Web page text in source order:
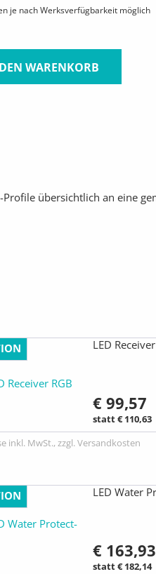
je nach Werksverfügbarkeit möglich
WARENKORB
Profile übersichtlich an eine
LED
€ 99,57
statt € 110,63
inkl. MwSt., zzgl. Versandkosten
LED Water
€ 163,93
statt € 182,14